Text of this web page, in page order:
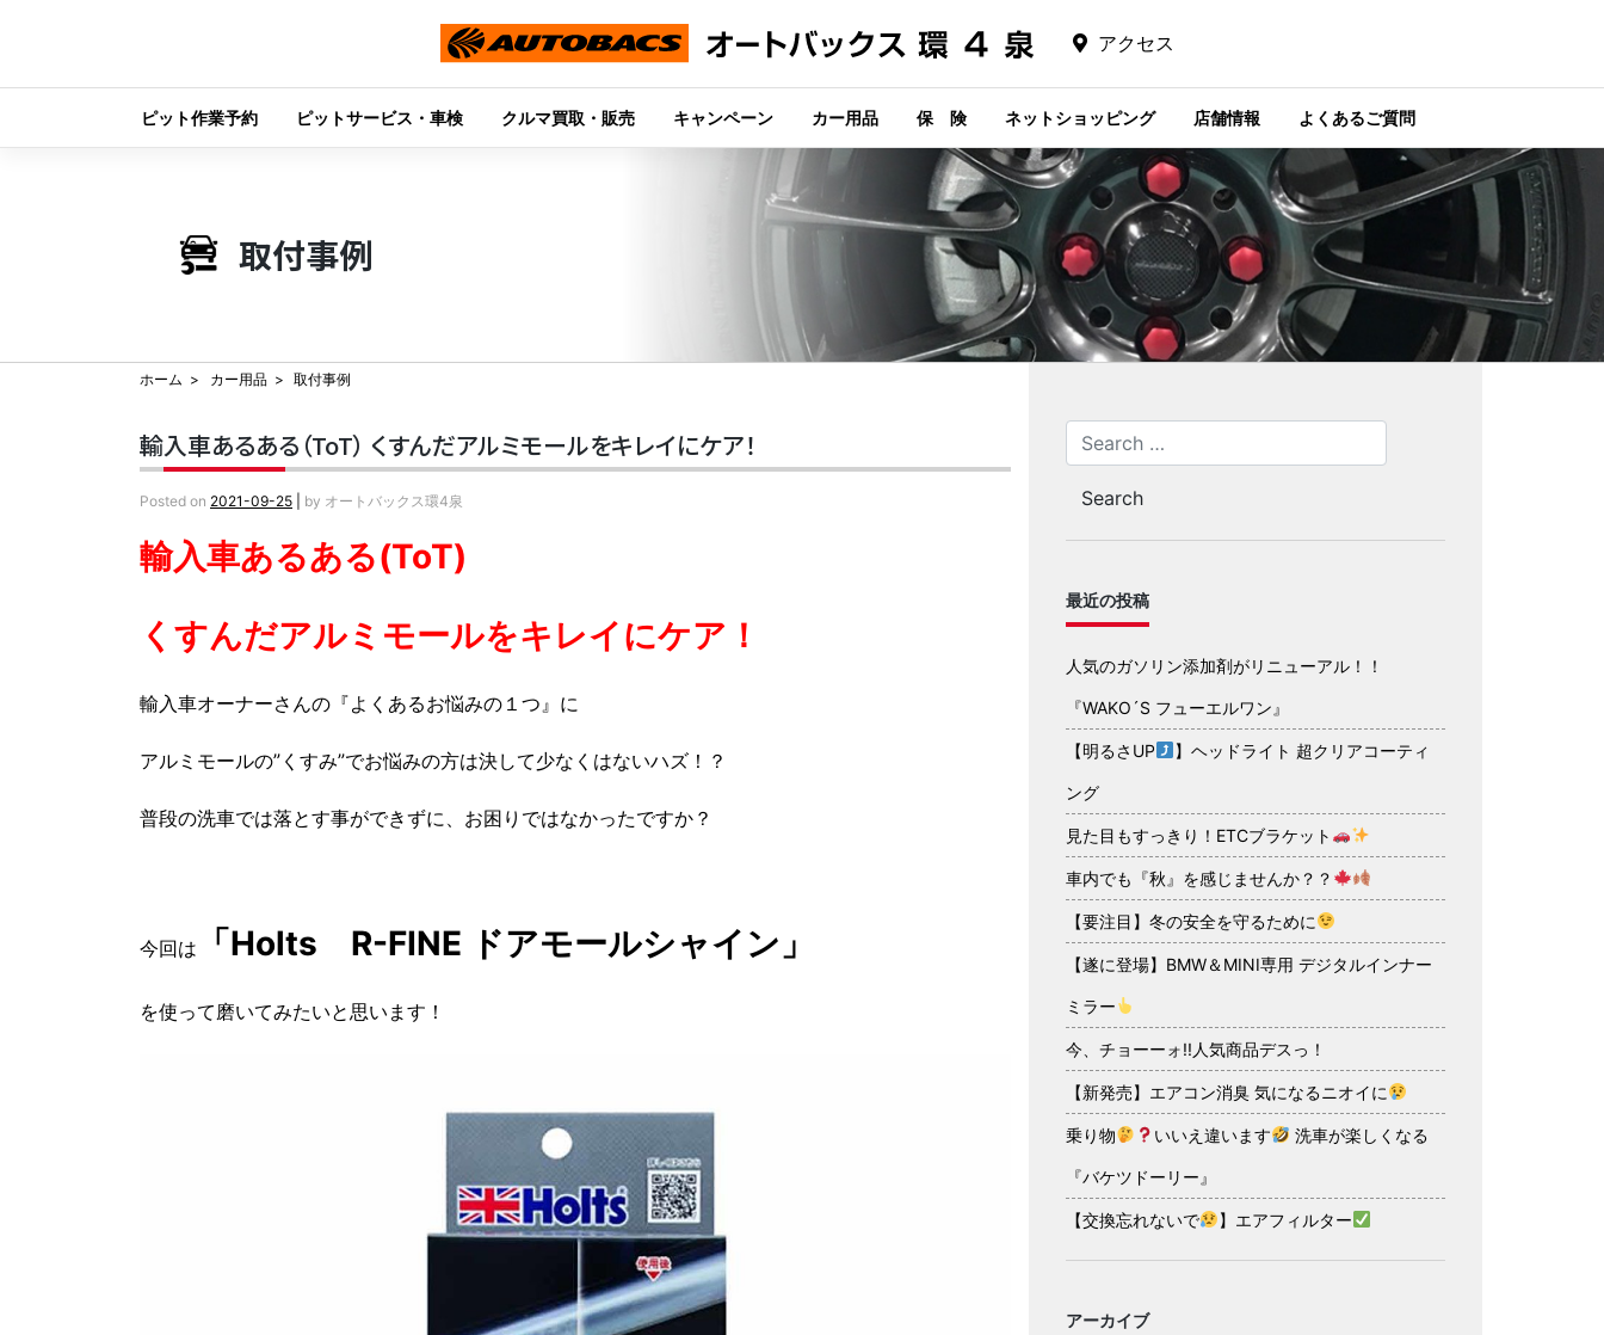
アクセス
ピット作業予約 ピットサービス・車検 クルマ買取・販売 キャンペーン カー用品 保 険 ネットショッピング 店舗情報 よくあるご質問
取付事例
ホーム カー用品 取付事例
輸入車あるある（ToT） くすんだアルミモールをキレイにケア！
Posted on 2021-09-25 by オートバックス環4泉
輸入車あるある(ToT)
くすんだアルミモールをキレイにケア！
輸入車オーナーさんの『よくあるお悩みの１つ』に
アルミモールの”くすみ”でお悩みの方は決して少なくはないハズ！？
普段の洗車では落とす事ができずに、お困りではなかったですか？
今回は 「Holts R-FINE ドアモールシャイン」
を使って磨いてみたいと思います！
最近の投稿
人気のガソリン添加剤がリニューアル！！
『WAKO´S フューエルワン』
【明るさUP 】ヘッドライト 超クリアコーティ
ング
見た目もすっきり！ETCブラケット
車内でも『秋』を感じませんか？？
【要注目】冬の安全を守るために
【遂に登場】BMW＆MINI専用 デジタルインナー
ミラー
今、チョーーォ!!人気商品デスっ！
【新発売】エアコン消臭 気になるニオイに
乗り物 いいえ違います 洗車が楽しくなる
『バケツドーリー』
【交換忘れないで 】エアフィルター
アーカイブ